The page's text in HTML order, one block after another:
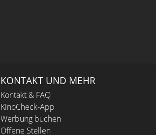
KONTAKT UND MEHR
Kontakt & FAQ
KinoCheck-App
Werbung buchen
Offene Stellen